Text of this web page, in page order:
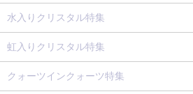
水入りクリスタル特集
虹入りクリスタル特集
クォーツインクォーツ特集